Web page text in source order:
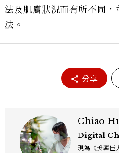
法及肌膚狀況而有所不同，
法。
分享
Chiao
Digital
現為《美麗佳